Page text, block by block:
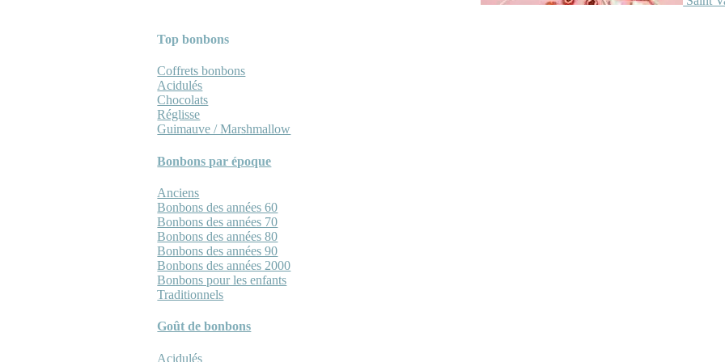
Top bonbons
Coffrets bonbons
Acidulés
Chocolats
Réglisse
Guimauve / Marshmallow
Bonbons par époque
Anciens
Bonbons des années 60
Bonbons des années 70
Bonbons des années 80
Bonbons des années 90
Bonbons des années 2000
Bonbons pour les enfants
Traditionnels
Goût de bonbons
Acidulés